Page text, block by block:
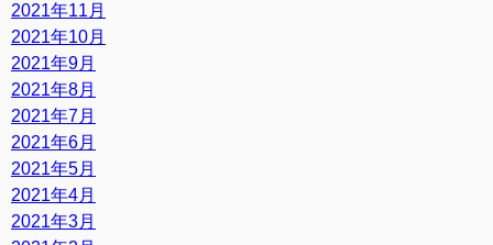
2021年11月
2021年10月
2021年9月
2021年8月
2021年7月
2021年6月
2021年5月
2021年4月
2021年3月